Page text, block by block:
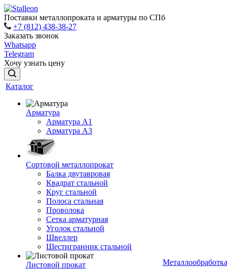
Поставки металлопроката и арматуры по СПб
+7 (812) 438-38-27
Заказать звонок
Whatsapp
Telegram
Хочу узнать цену
Каталог
Арматура
Арматура A1
Арматура А3
Сортовой металлопрокат
Балка двутавровая
Квадрат стальной
Круг стальной
Полоса стальная
Проволока
Сетка арматурная
Уголок стальной
Швеллер
Шестигранник стальной
Листовой прокат
Металлообработка